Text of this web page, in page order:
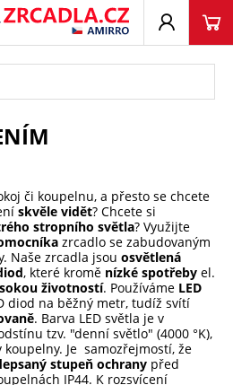
či koupelnu, a přesto se chcete
skvěle vidět? Chcete si
stropního světla? Využijte
zrcadlo se zabudovaným
Naše zrcadla jsou osvětlená
, které kromě nízké spotřeby el.
životností. Používáme LED
diod na běžný metr, tudíž svítí
. Barva LED světla je v
tzv. "denní světlo" (4000 °K),
Je samozřejmostí, že
stupeň ochrany před
IP44. K rozsvícení